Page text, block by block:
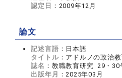
認定日： 2009年12月
論文
記述言語： 日本語
タイトル： アドルノの政治
誌名： 教職教育研究 29・30
出版年月：2025年03月